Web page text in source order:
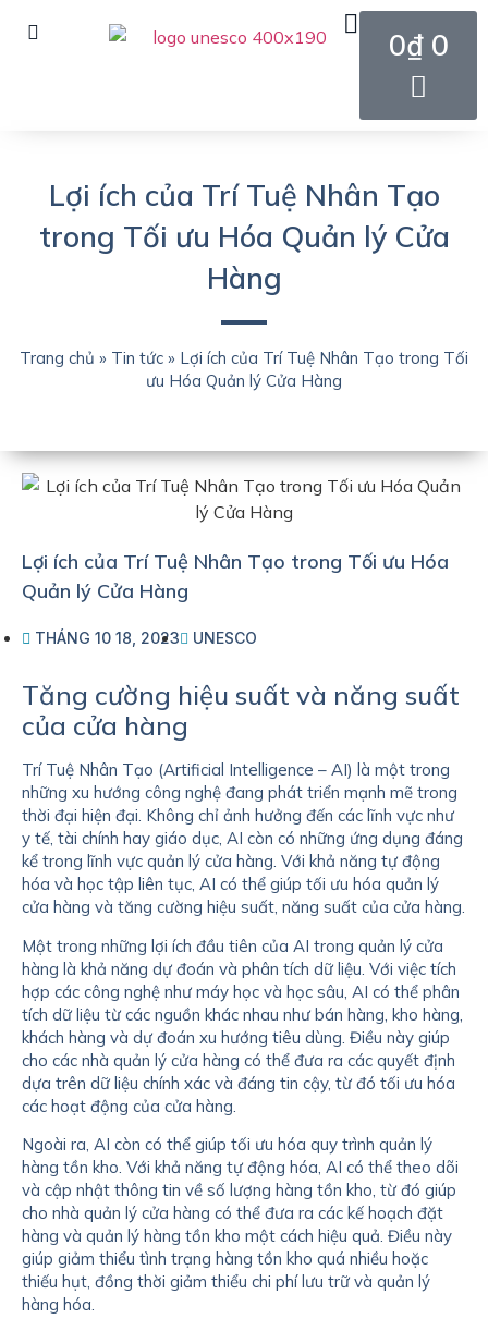
0₫ 0
Lợi ích của Trí Tuệ Nhân Tạo
trong Tối ưu Hóa Quản lý Cửa
Hàng
Trang chủ » Tin tức » Lợi ích của Trí Tuệ Nhân Tạo trong Tối
ưu Hóa Quản lý Cửa Hàng
Lợi ích của Trí Tuệ Nhân Tạo trong Tối ưu Hóa
Quản lý Cửa Hàng
THÁNG 10 18, 2023 UNESCO
Tăng cường hiệu suất và năng suất
của cửa hàng
Trí Tuệ Nhân Tạo (Artificial Intelligence – AI) là một trong
những xu hướng công nghệ đang phát triển mạnh mẽ trong
thời đại hiện đại. Không chỉ ảnh hưởng đến các lĩnh vực như
y tế, tài chính hay giáo dục, AI còn có những ứng dụng đáng
kể trong lĩnh vực quản lý cửa hàng. Với khả năng tự động
hóa và học tập liên tục, AI có thể giúp tối ưu hóa quản lý
cửa hàng và tăng cường hiệu suất, năng suất của cửa hàng.
Một trong những lợi ích đầu tiên của AI trong quản lý cửa
hàng là khả năng dự đoán và phân tích dữ liệu. Với việc tích
hợp các công nghệ như máy học và học sâu, AI có thể phân
tích dữ liệu từ các nguồn khác nhau như bán hàng, kho hàng,
khách hàng và dự đoán xu hướng tiêu dùng. Điều này giúp
cho các nhà quản lý cửa hàng có thể đưa ra các quyết định
dựa trên dữ liệu chính xác và đáng tin cậy, từ đó tối ưu hóa
các hoạt động của cửa hàng.
Ngoài ra, AI còn có thể giúp tối ưu hóa quy trình quản lý
hàng tồn kho. Với khả năng tự động hóa, AI có thể theo dõi
và cập nhật thông tin về số lượng hàng tồn kho, từ đó giúp
cho nhà quản lý cửa hàng có thể đưa ra các kế hoạch đặt
hàng và quản lý hàng tồn kho một cách hiệu quả. Điều này
giúp giảm thiểu tình trạng hàng tồn kho quá nhiều hoặc
thiếu hụt, đồng thời giảm thiểu chi phí lưu trữ và quản lý
hàng hóa.